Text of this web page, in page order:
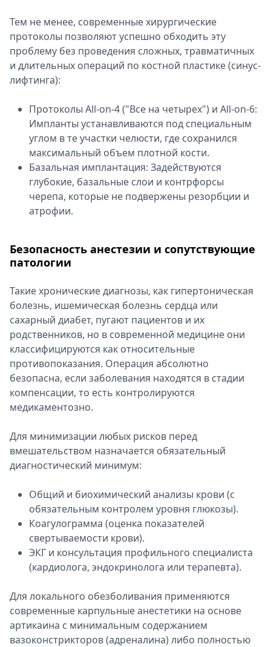
Тем не менее, современные хирургические
протоколы позволяют успешно обходить эту
проблему без проведения сложных, травматичных
и длительных операций по костной пластике (синус-
лифтинга):
Протоколы All-on-4 ("Все на четырех") и All-on-6:
Импланты устанавливаются под специальным
углом в те участки челюсти, где сохранился
максимальный объем плотной кости.
Базальная имплантация: Задействуются
глубокие, базальные слои и контрфорсы
черепа, которые не подвержены резорбции и
атрофии.
Безопасность анестезии и сопутствующие
патологии
Такие хронические диагнозы, как гипертоническая
болезнь, ишемическая болезнь сердца или
сахарный диабет, пугают пациентов и их
родственников, но в современной медицине они
классифицируются как относительные
противопоказания. Операция абсолютно
безопасна, если заболевания находятся в стадии
компенсации, то есть контролируются
медикаментозно.
Для минимизации любых рисков перед
вмешательством назначается обязательный
диагностический минимум:
Общий и биохимический анализы крови (с
обязательным контролем уровня глюкозы).
Коагулограмма (оценка показателей
свертываемости крови).
ЭКГ и консультация профильного специалиста
(кардиолога, эндокринолога или терапевта).
Для локального обезболивания применяются
современные карпульные анестетики на основе
артикаина с минимальным содержанием
вазоконстрикторов (адреналина) либо полностью